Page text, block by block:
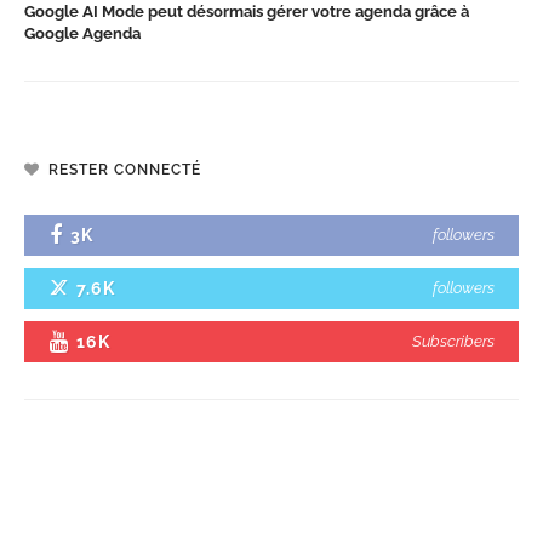
Google AI Mode peut désormais gérer votre agenda grâce à
Google Agenda
RESTER CONNECTÉ
3K followers
7.6K followers
16K Subscribers